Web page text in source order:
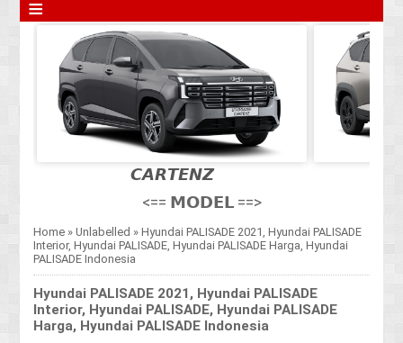
≡
𝘾𝘼𝙍𝙏𝙀𝙉𝙕
<== 𝗠𝗢𝗗𝗘𝗟 ==>
Home »Unlabelled »Hyundai PALISADE 2021, Hyundai PALISADE
Interior, Hyundai PALISADE, Hyundai PALISADE Harga, Hyundai
PALISADE Indonesia
Hyundai PALISADE 2021, Hyundai PALISADE
Interior, Hyundai PALISADE, Hyundai PALISADE
Harga, Hyundai PALISADE Indonesia